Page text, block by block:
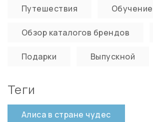
Путешествия Обучение
Обзор каталогов брендов
Подарки Выпускной
Теги
Алиса в стране чудес